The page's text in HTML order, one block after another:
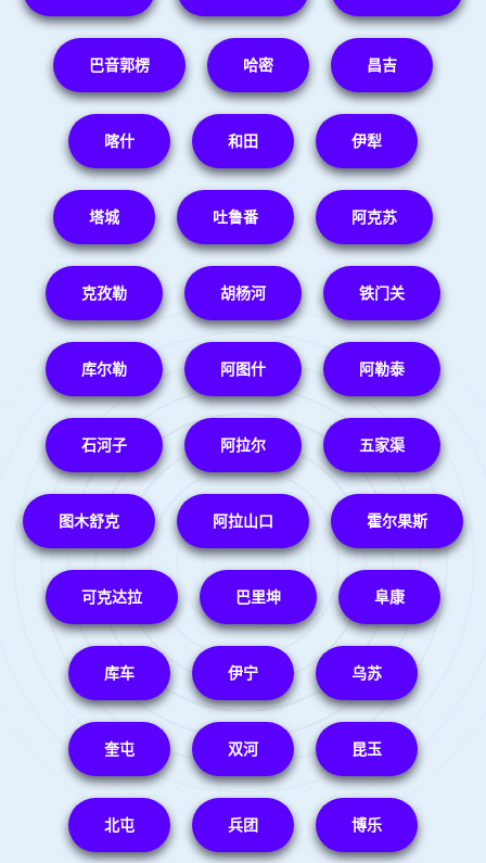
巴音郭楞 哈密 昌吉
喀什 和田 伊犁
塔城 吐鲁番 阿克苏
克孜勒 胡杨河 铁门关
库尔勒 阿图什 阿勒泰
石河子 阿拉尔 五家渠
图木舒克 阿拉山口 霍尔果斯
可克达拉 巴里坤 阜康
库车 伊宁 乌苏
奎屯 双河 昆玉
北屯 兵团 博乐